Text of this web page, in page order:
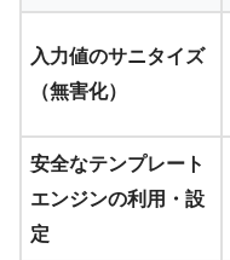
入力値のサニタイズ
（無害化）
安全なテンプレート
エンジンの利用・設
定